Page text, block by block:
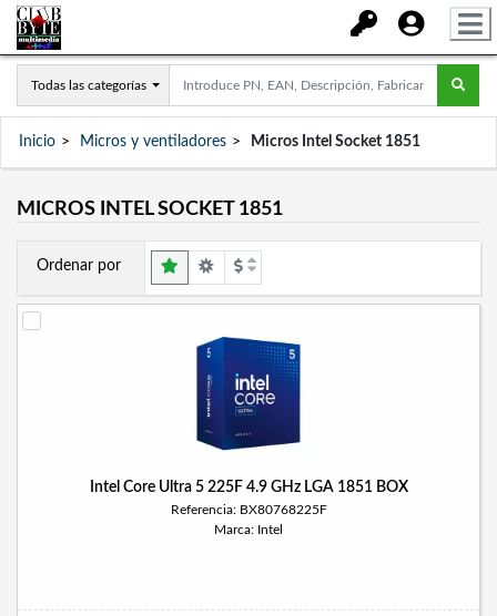
Todas las categorías
Inicio Micros y ventiladores Micros Intel Socket 1851
MICROS INTEL SOCKET 1851
Ordenar por
Intel Core Ultra 5 225F 4.9 GHz LGA 1851 BOX
Referencia: BX80768225F
Marca: Intel